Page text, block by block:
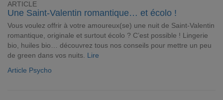
ARTICLE
Une Saint-Valentin romantique… et écolo !
Vous voulez offrir à votre amoureux(se) une nuit de Saint-Valentin
romantique, originale et surtout écolo ? C’est possible ! Lingerie
bio, huiles bio… découvrez tous nos conseils pour mettre un peu
de green dans vos nuits. Lire
Article Psycho